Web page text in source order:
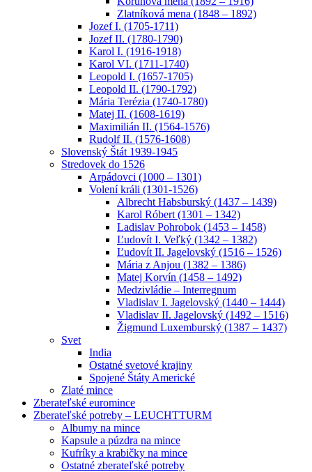
Zlatníková mena (1848 – 1892)
Jozef I. (1705-1711)
Jozef II. (1780-1790)
Karol I. (1916-1918)
Karol VI. (1711-1740)
Leopold I. (1657-1705)
Leopold II. (1790-1792)
Mária Terézia (1740-1780)
Matej II. (1608-1619)
Maximilián II. (1564-1576)
Rudolf II. (1576-1608)
Slovenský Štát 1939-1945
Stredovek do 1526
Arpádovci (1000 – 1301)
Volení králi (1301-1526)
Albrecht Habsburský (1437 – 1439)
Karol Róbert (1301 – 1342)
Ladislav Pohrobok (1453 – 1458)
Ľudovít I. Veľký (1342 – 1382)
Ľudovít II. Jagelovský (1516 – 1526)
Mária z Anjou (1382 – 1386)
Matej Korvín (1458 – 1492)
Medzivládie – Interregnum
Vladislav I. Jagelovský (1440 – 1444)
Vladislav II. Jagelovský (1492 – 1516)
Žigmund Luxemburský (1387 – 1437)
Svet
India
Ostatné svetové krajiny
Spojené Štáty Americké
Zlaté mince
Zberateľské euromince
Zberateľské potreby – LEUCHTTURM
Albumy na mince
Kapsule a púzdra na mince
Kufríky a krabičky na mince
Ostatné zberateľské potreby